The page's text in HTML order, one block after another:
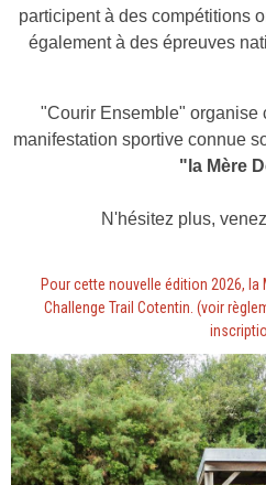
participent à des compétitions
également à des épreuves
"Courir Ensemble" organise
manifestation sportive connue
"la Mère
N'hésitez plus,
Pour cette nouvelle édition 2026, la
Challenge Trail Cotentin. (voir